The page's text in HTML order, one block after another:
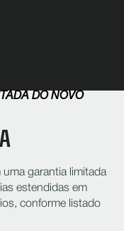
DO NOVO
garantia limitada
estendidas em
conforme listado